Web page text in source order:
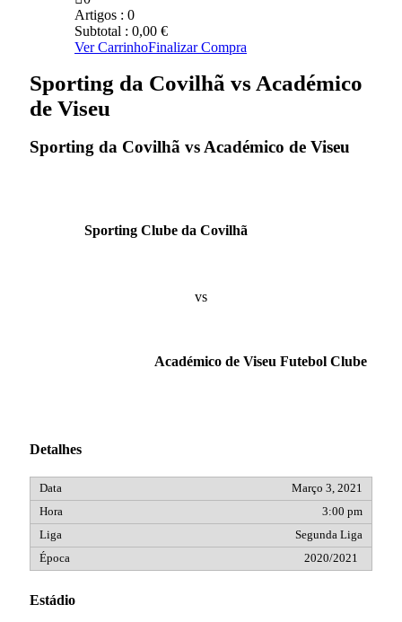
Artigos : 0
Subtotal : 0,00 €
Ver CarrinhoFinalizar Compra
Sporting da Covilhã vs Académico
de Viseu
Sporting da Covilhã vs Académico de Viseu
Sporting Clube da Covilhã
vs
Académico de Viseu Futebol Clube
Detalhes
Março 3, 2021
3:00 pm
Segunda Liga
2020/2021
Estádio